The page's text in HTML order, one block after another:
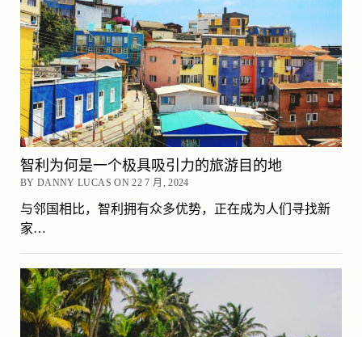
智利为何是一个极具吸引力的旅游目的地
BY DANNY LUCAS ON 22 7 月, 2024
与邻国相比，智利拥有众多优势，正在成为人们寻找新
家…